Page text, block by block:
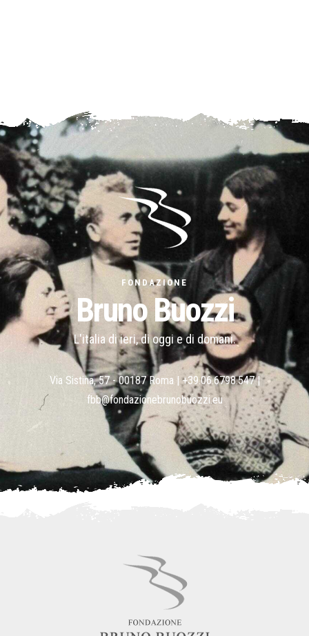
FONDAZIONE
Bruno Buozzi
L'italia di ieri, di oggi e di domani.
Via Sistina, 57 - 00187 Roma | +39.06.6798.547|
fbb@fondazionebrunobuozzi.eu